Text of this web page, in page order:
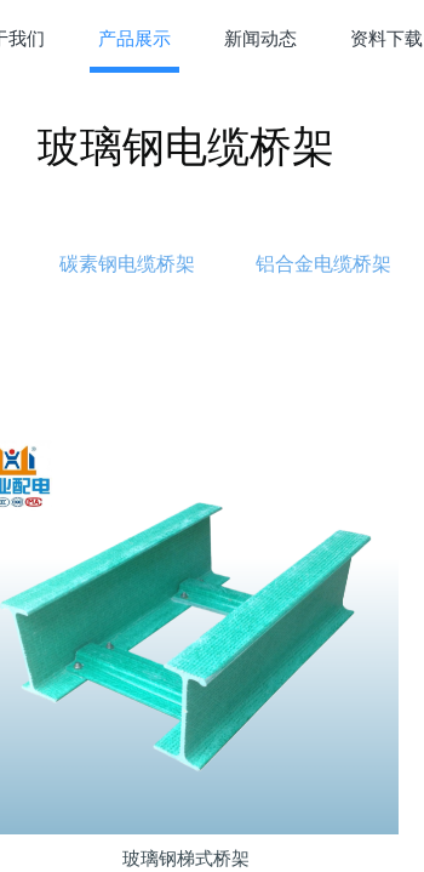
我们 产品展示 新闻动态 资料下载
玻璃钢电缆桥架
碳素钢电缆桥架 铝合金电缆桥架
玻璃钢梯式桥架